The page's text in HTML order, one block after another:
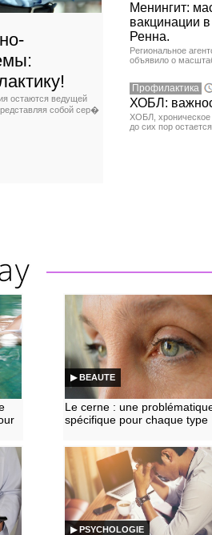
остаются ведущей
собой сер�
Менингит:
вакцинации
Ренна.
Региональное
объявило о
Профилактика
ХОБЛ:
ХОБЛ, хроническое
до сих пор
▶ BEAUTE
Le cerne : une
spécifique pour chaque type
▶ PSYCHOLOGIE